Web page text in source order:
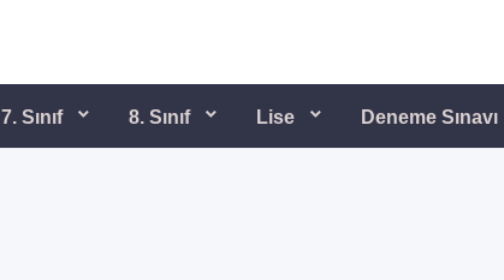
7. Sınıf 8. Sınıf Lise Deneme Sınavı